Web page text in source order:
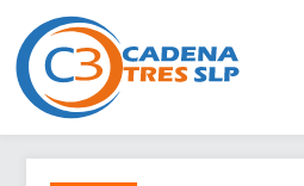
contenido